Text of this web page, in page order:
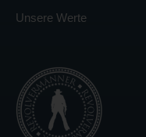
Unsere Werte